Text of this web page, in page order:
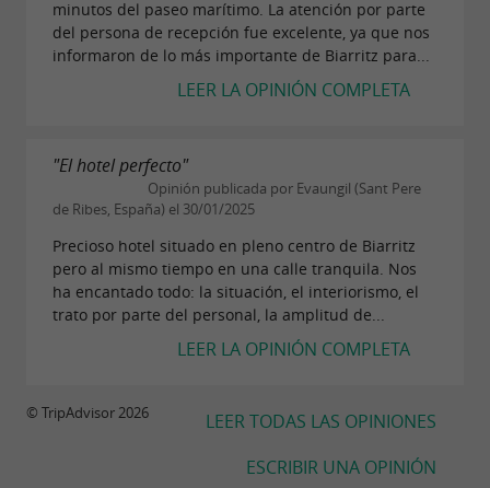
minutos del paseo marítimo. La atención por parte
del persona de recepción fue excelente, ya que nos
informaron de lo más importante de Biarritz para...
LEER LA OPINIÓN COMPLETA
"El hotel perfecto"
Opinión publicada por Evaungil (Sant Pere
de Ribes, España) el 30/01/2025
Precioso hotel situado en pleno centro de Biarritz
pero al mismo tiempo en una calle tranquila. Nos
ha encantado todo: la situación, el interiorismo, el
trato por parte del personal, la amplitud de...
LEER LA OPINIÓN COMPLETA
LEER TODAS LAS OPINIONES
ESCRIBIR UNA OPINIÓN
© TripAdvisor 2026